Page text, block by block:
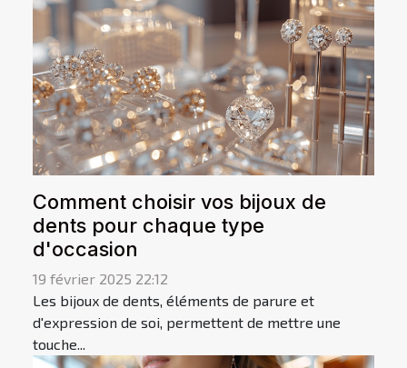
Comment choisir vos bijoux de
dents pour chaque type
d'occasion
19 février 2025 22:12
Les bijoux de dents, éléments de parure et
d'expression de soi, permettent de mettre une
touche...